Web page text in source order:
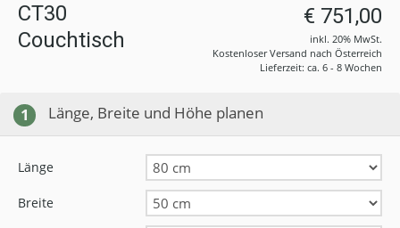
CT30
Couchtisch
€ 751,00
inkl. 20% MwSt.
Kostenloser Versand nach Österreich
Lieferzeit: ca. 6 - 8 Wochen
1 Länge, Breite und Höhe planen
Länge
Breite